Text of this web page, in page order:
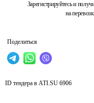
Зарегистрируйтесь и
на
Поделиться
ID тендера в ATI.SU 6906